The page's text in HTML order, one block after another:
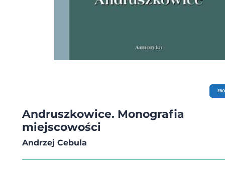
Andruszkowice. Monografia
miejscowości
Andrzej Cebula